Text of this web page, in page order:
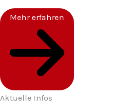
Mehr erfahren
Aktuelle Infos